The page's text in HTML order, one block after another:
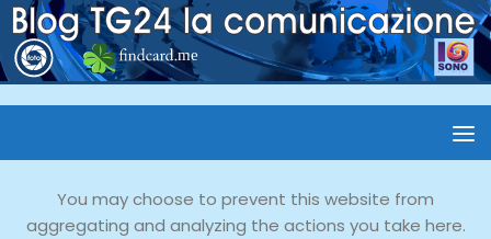
You may choose to prevent this website from
aggregating and analyzing the actions you take here.